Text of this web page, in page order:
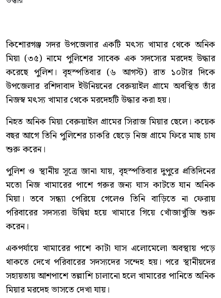
কিশোরগঞ্জ সদর উপজেলার একটি মৎস্য খামার থেকে অনিক
মিয়া (৩৫) নামে পুলিশের সাবেক এক সদস্যের মরদেহ উদ্ধার
করেছে পুলিশ। বৃহস্পতিবার (৬ আগস্ট) রাত ১০টার দিকে
উপজেলার রশিদাবাদ ইউনিয়নের বেরুয়াইল গ্রামে অবস্থিত তাঁর
নিজস্ব মৎস্য খামার থেকে মরদেহটি উদ্ধার করা হয়।
নিহত অনিক মিয়া বেরুয়াইল গ্রামের সিরাজ মিয়ার ছেলে। কয়েক
বছর আগে তিনি পুলিশের চাকরি ছেড়ে নিজ গ্রামে ফিরে মাছ চাষ
শুরু করেন।
পুলিশ ও স্থানীয় সূত্রে জানা যায়, বৃহস্পতিবার দুপুরে প্রতিদিনের
মতো নিজ খামারের পাশে গরুর জন্য ঘাস কাটতে যান অনিক
মিয়া। তবে সন্ধ্যা পেরিয়ে গেলেও তিনি বাড়িতে না ফেরায়
পরিবারের সদস্যরা উদ্বিগ্ন হয়ে খামারে গিয়ে খোঁজাখুঁজি শুরু
করেন।
একপর্যায়ে খামারের পাশে কাটা ঘাস এলোমেলো অবস্থায় পড়ে
থাকতে দেখে পরিবারের সদস্যদের সন্দেহ হয়। পরে স্থানীয়দের
সহায়তায় আশপাশে তল্লাশি চালানো হলে খামারের পানিতে অনিক
মিয়ার মরদেহ ভাসতে দেখা যায়।